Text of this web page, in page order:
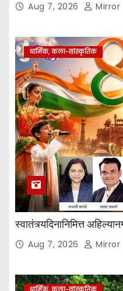
Aug 7, 2026 Mirror
धार्मिक, कला-सांस्कृतिक
स्वातंत्र्यदिनानिमित्त
Aug 7, 2026 Mirror